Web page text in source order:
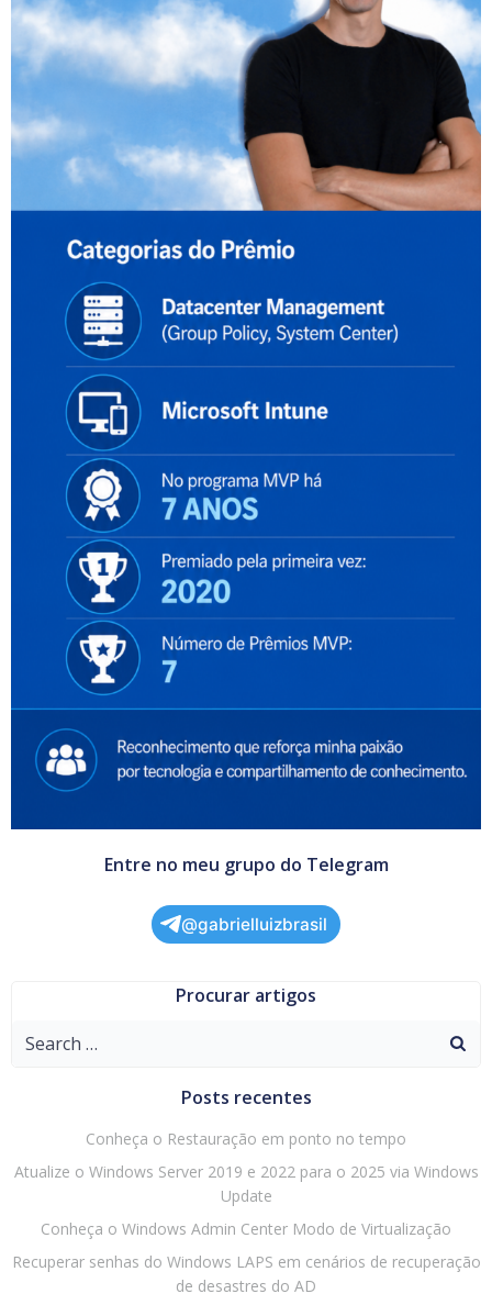
Entre no meu grupo do Telegram
@gabrielluizbrasil
Procurar artigos
Search
Posts recentes
Conheça o Restauração em ponto no tempo
Atualize o Windows Server 2019 e 2022 para o 2025 via Windows
Update
Conheça o Windows Admin Center Modo de Virtualização
Recuperar senhas do Windows LAPS em cenários de recuperação
de desastres do AD